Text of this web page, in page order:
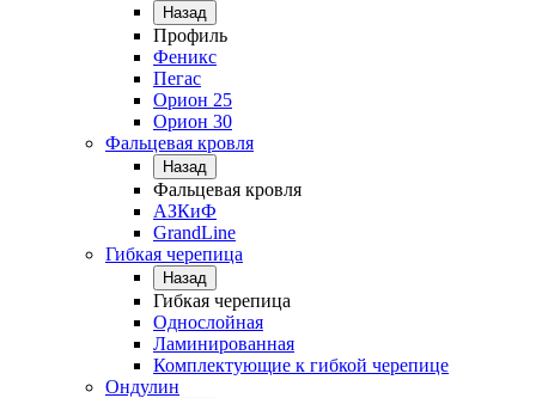
Назад
Профиль
Феникс
Пегас
Орион 25
Орион 30
Фальцевая кровля
Назад
Фальцевая кровля
АЗКиФ
GrandLine
Гибкая черепица
Назад
Гибкая черепица
Однослойная
Ламинированная
Комплектующие к гибкой черепице
Ондулин